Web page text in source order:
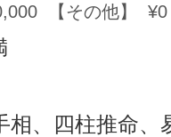
【その他】 ¥0
相、四柱推命、